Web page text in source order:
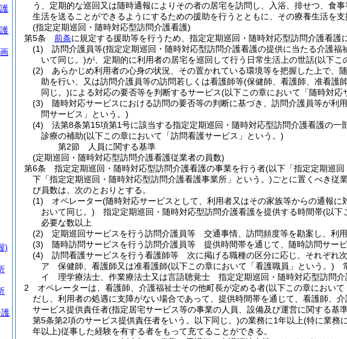
う、定期的な巡回又は随時通報によりその者の居宅を訪問し、入浴、排せつ、食
生活を送ることができるようにするための援助を行うとともに、その療養生活を
(指定定期巡回・随時対応型訪問介護看護)
第5条
前条に規定する援助等を行うため、指定定期巡回・随時対応型訪問介護看護
(1)
訪問介護員等(指定定期巡回・随時対応型訪問介護看護の提供に当たる介護
いて同じ。)が、定期的に利用者の居宅を巡回して行う日常生活上の世話(以下こ
(2)
あらかじめ利用者の心身の状況、その置かれている環境等を把握した上で
助を行い、又は訪問介護員等の訪問若しくは看護師等(保健師、看護師、准看護
同じ。)による対応の要否等を判断するサービス(以下この章において「随時対応
(3)
随時対応サービスにおける訪問の要否等の判断に基づき、訪問介護員等が利
問サービス」という。)
(4)
法第8条第15項第1号に該当する指定定期巡回・随時対応型訪問介護看護の
診療の補助(以下この章において「訪問看護サービス」という。)
第2節
人員に関する基準
(定期巡回・随時対応型訪問介護看護従業者の員数)
第6条
指定定期巡回・随時対応型訪問介護看護の事業を行う者(以下「指定定期巡
下「指定定期巡回・随時対応型訪問介護看護事業所」という。)ごとに置くべき従
び員数は、次のとおりとする。
(1)
オペレーター(随時対応サービスとして、利用者又はその家族等からの通報
おいて同じ。) 指定定期巡回・随時対応型訪問介護看護を提供する時間帯(以下
必要な数以上
(2)
定期巡回サービスを行う訪問介護員等 交通事情、訪問頻度等を勘案し、利
(3)
随時訪問サービスを行う訪問介護員等 提供時間帯を通じて、随時訪問サー
(4)
訪問看護サービスを行う看護師等 次に掲げる職種の区分に応じ、それぞれ
ア
保健師、看護師又は准看護師(以下この章において「看護職員」という。)
イ
理学療法士、作業療法士又は言語聴覚士 指定定期巡回・随時対応型訪問
2
オペレーターは、看護師、介護福祉士その他町長が定める者(以下この章におい
だし、利用者の処遇に支障がない場合であって、提供時間帯を通じて、看護師、
サービス提供責任者(指定居宅サービス等の事業の人員、設備及び運営に関する基
第5条第2項のサービス提供責任者をいう。以下同じ。)の業務に1年以上(特に業務
年以上)従事した経験を有する者をもって充てることができる。
)